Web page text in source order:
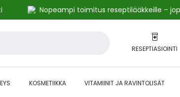
Nopeampi toimitus reseptilääkkeille –
RESEPTIASIOINTI
KOSMETIIKKA VITAMIINIT JA RAVINTOLISÄT